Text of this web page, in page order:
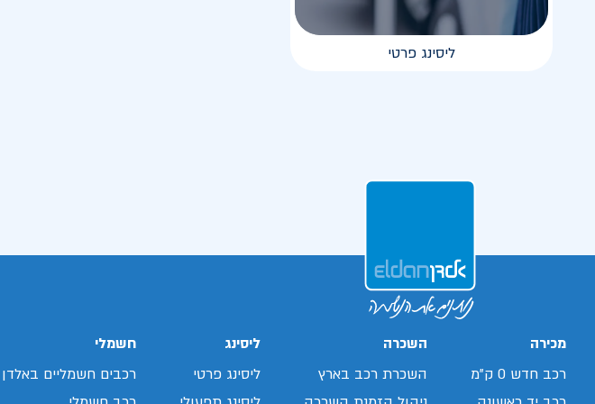
ליסינג פרטי
מכירה
רכב חדש 0 ק"מ
השכרה
השכרת רכב בארץ
ליסינג
ליסינג פרטי
חשמלי
רכבים חשמליים באלדן